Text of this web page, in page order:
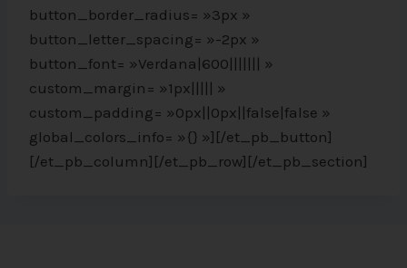
button_border_radius= »3px »
button_letter_spacing= »-2px »
button_font= »Verdana|600||||||| »
custom_margin= »1px||||| »
custom_padding= »0px||0px||false|false »
global_colors_info= »{} »][/et_pb_button]
[/et_pb_column][/et_pb_row][/et_pb_section]